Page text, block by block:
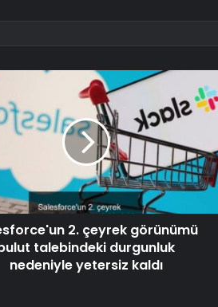
2. çeyrek görünümü
talebindeki durgunluk
nedeniyle yetersiz kaldı